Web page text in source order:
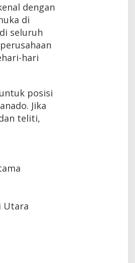
dengan
di
seluruh
hari
posisi
Jika
teliti,
Utara